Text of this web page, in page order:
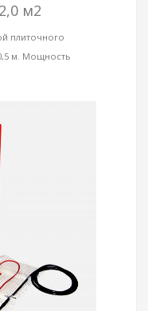
м2
плиточного
м. Мощность